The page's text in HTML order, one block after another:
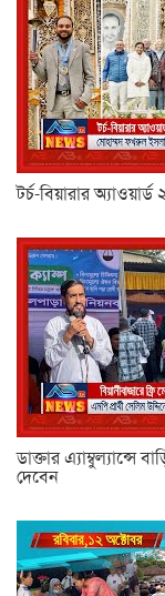
টর্চ-বিয়ারার
ডাক্তার এ্যাম্বুল্যান্সে
দেবেন